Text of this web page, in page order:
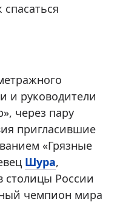
и руководители
через пару
пригласившие
«Грязные
Шура,
столицы России
чемпион мира